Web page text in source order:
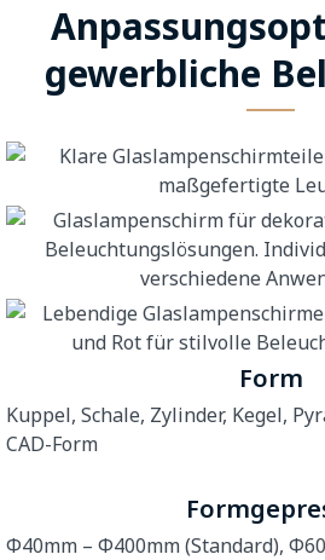
gewerbliche
Form
Kuppel, Schale, Zylinder, Kegel,
CAD-Form
Φ40mm – Φ400mm (Standard),